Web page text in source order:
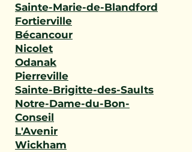
Sainte-Marie-de-Blandford
Fortierville
Bécancour
Nicolet
Odanak
Pierreville
Sainte-Brigitte-des-Saults
Notre-Dame-du-Bon-
Conseil
L'Avenir
Wickham